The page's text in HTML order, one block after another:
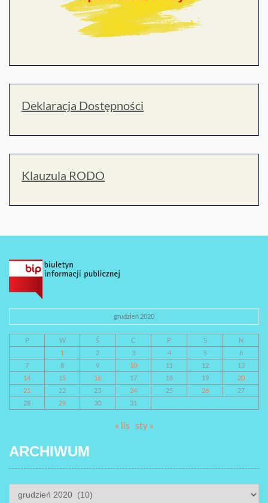
Deklaracja Dostępności
Klauzula RODO
grudzień 2020
P W Ś C P S
N
1
2 3 4 5
6
7
8 9 10 11 12
13
14
15 16 17 18 19
20
21
22 23 24 25 26
27
28
29 30 31
« lis sty »
ARCHIWUM
ARCHIWUM